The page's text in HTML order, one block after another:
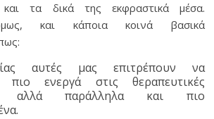
και τα δικά της εκφραστικά μέσα.
και κάποια κοινά βασικά
αυτές μας επιτρέπουν να
πιο ενεργά στις θεραπευτικές
αλλά παράλληλα και πιο